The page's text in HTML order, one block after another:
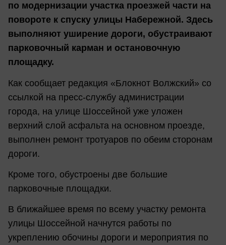
по модернизации участка проезжей части на
повороте к спуску улицы Набережной. Здесь
выполняют уширение дороги, обустраивают
парковочный карман и остановочную
площадку.
Как сообщает редакция «Блокнот Волжский» со
ссылкой на пресс-службу администрации
города, на улице Шоссейной уже уложен
верхний слой асфальта на основном проезде,
выполнен ремонт тротуаров по обеим сторонам
дороги.
Кроме того, обустроены две большие
парковочные площадки.
В ближайшее время по всему участку ремонта
улицы Шоссейной начнутся работы по
укреплению обочины дороги и мероприятия по